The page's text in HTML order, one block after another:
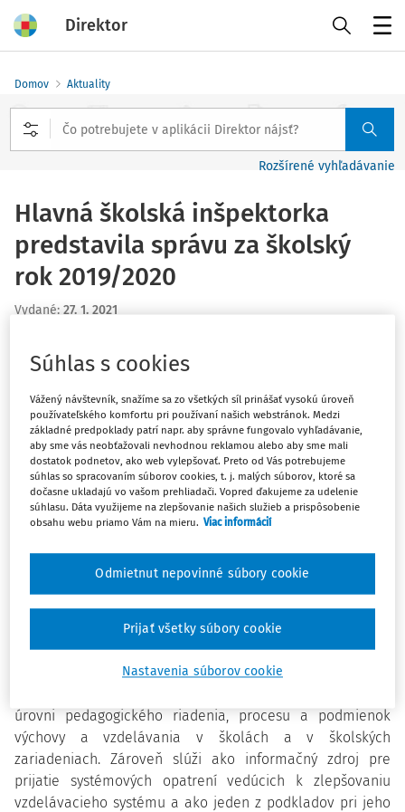
Direktor
Domov Aktuality
Rozšírené vyhľadávanie
Hlavná školská inšpektorka
predstavila správu za školský
rok 2019/2020
Vydané: 27. 1. 2021
správu za školský rok 2019/2020 výboru NR SR pre
vzdelávanie, vedu, mládež a šport.
Správa o stave a úrovni výchovy a vzdelávania v školách a
školských zariadeniach je dokument, v ktorom Štátna
školská inšpekcia v zmysle§ 7 písm. a) vyhlášky č.
každoročne spracuje výsledky inšpekčnej činnosti za
predchádzajúci školský rok. Správu podľa
b) zákona č. 596/2003 Z. z.o štátnej správe v školstve a
školskej samospráve a o zmene a doplnení niektorých
zákonov v znení neskorších predpisov predložila hlavná
školská inšpektorka ministrovi školstva k 30. novembru
úrovni pedagogického riadenia, procesu a podmienok
výchovy a vzdelávania v školách a v školských
zariadeniach. Zároveň slúži ako informačný zdroj pre
prijatie systémových opatrení vedúcich k zlepšovaniu
vzdelávacieho systému a ako jeden z podkladov pri jeho
Súhlas s cookies
Vážený návštevník, snažíme sa zo všetkých síl prinášať vysokú úroveň
používateľského komfortu pri používaní našich webstránok. Medzi
základné predpoklady patrí napr. aby správne fungovalo vyhľadávanie,
aby sme vás neobťažovali nevhodnou reklamou alebo aby sme mali
dostatok podnetov, ako web vylepšovať. Preto od Vás potrebujeme
súhlas so spracovaním súborov cookies, t. j. malých súborov, ktoré sa
dočasne ukladajú vo vašom prehliadači. Vopred ďakujeme za udelenie
súhlasu. Dáta využijeme na zlepšovanie našich služieb a prispôsobenie
obsahu webu priamo Vám na mieru. Viac informácií
Nastavenia súborov cookie
Odmietnut nepovinné súbory cookie
Prijať všetky súbory cookie